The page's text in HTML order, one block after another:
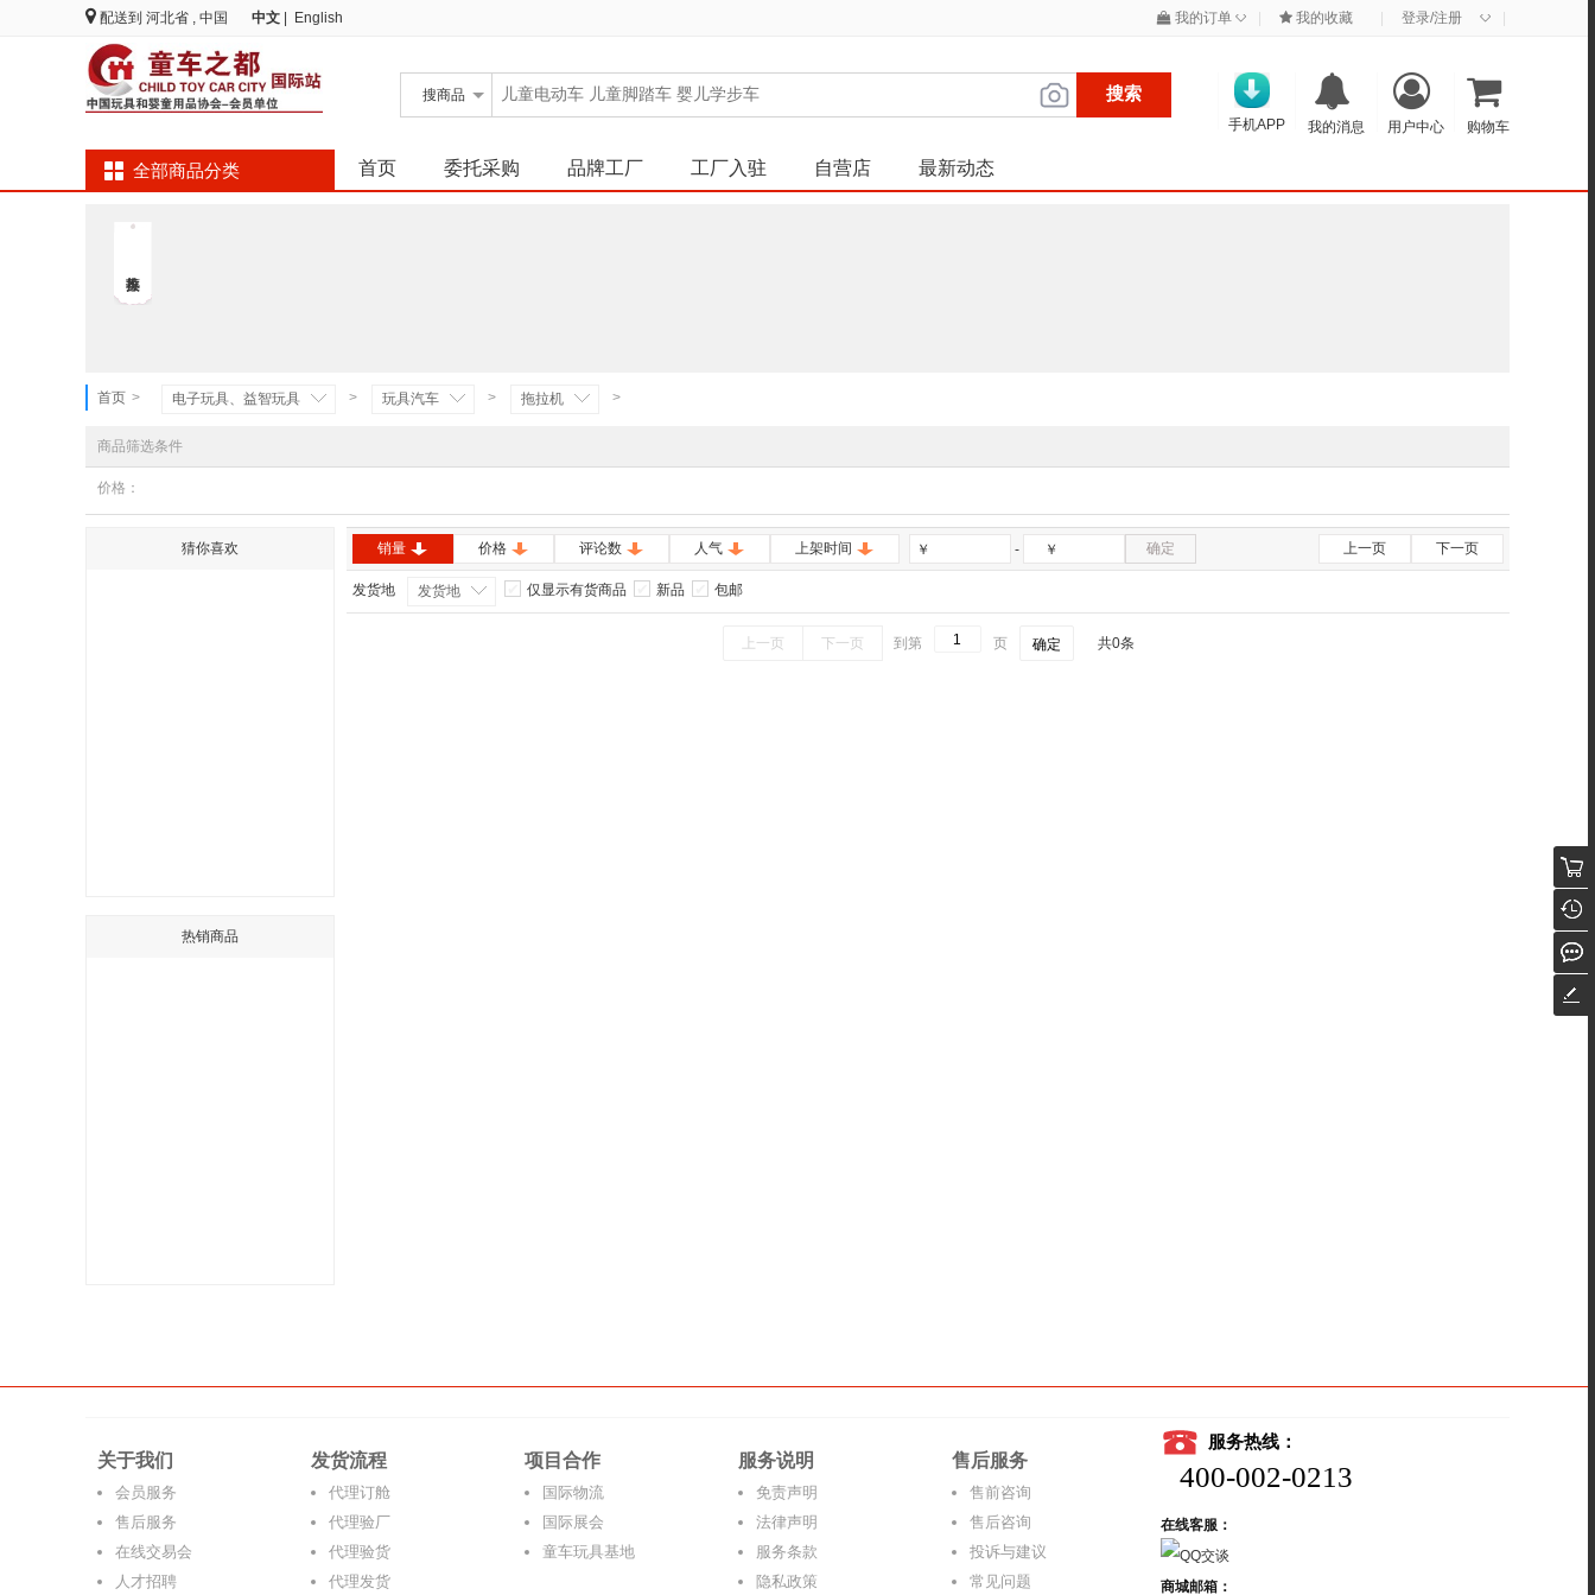
配送到 河北省 , 中国 中文 English 我的订单 ◇ 我的收藏 登录/注册 ◇
搜商品 搜索
购物车
用户中心
我的消息
手机APP
全部商品分类 首页 委托采购 品牌工厂 工厂入驻 自营店 最新动态
首页 > 电子玩具、益智玩具 > 玩具汽车 > 拖拉机 >
商品筛选条件
价格：
猜你喜欢
热销商品
销量 价格 评论数 人气 上架时间 ￥ ￥
- 确定 上一页 下一页
发货地 发货地 仅显示有货商品 新品 包邮
上一页 下一页 到第 页 确定 共0条
关于我们
会员服务
售后服务
在线交易会
人才招聘
发货流程
代理订舱
代理验厂
代理验货
代理发货
项目合作
国际物流
国际展会
童车玩具基地
服务说明
免责声明
法律声明
服务条款
隐私政策
售后服务
售前咨询
售后咨询
投诉与建议
常见问题
服务热线：
400-002-0213
在线客服：
商城邮箱：